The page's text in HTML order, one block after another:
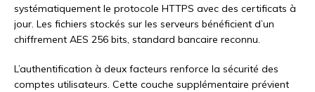
systématiquement le protocole HTTPS avec des certificats à
jour. Les fichiers stockés sur les serveurs bénéficient d’un
chiffrement AES 256 bits, standard bancaire reconnu.
L’authentification à deux facteurs renforce la sécurité des
comptes utilisateurs. Cette couche supplémentaire prévient